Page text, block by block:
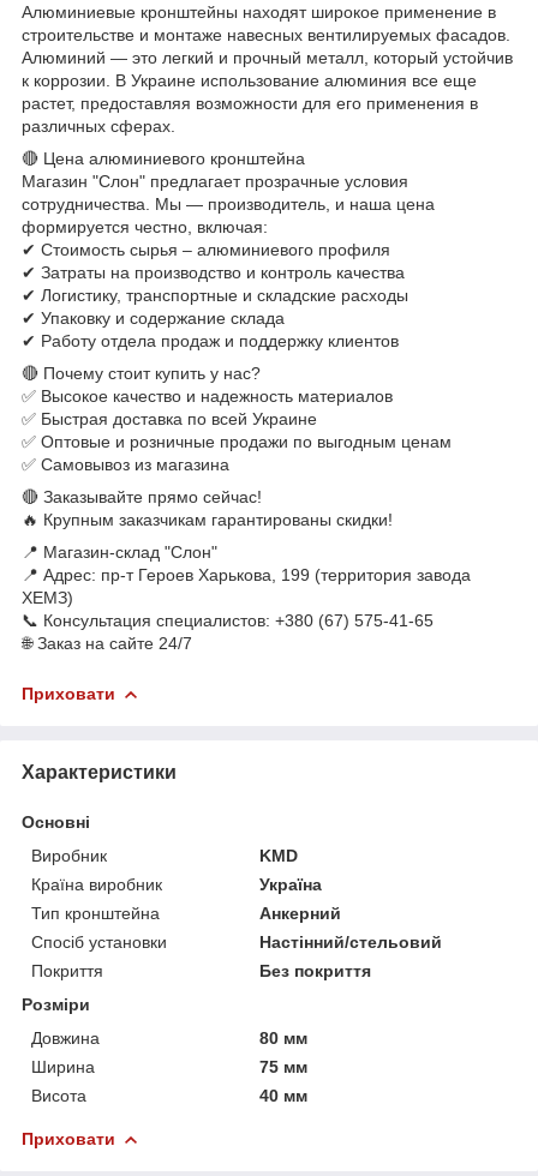
Алюминиевые кронштейны находят широкое применение в
строительстве и монтаже навесных вентилируемых фасадов.
Алюминий — это легкий и прочный металл, который устойчив
к коррозии. В Украине использование алюминия все еще
растет, предоставляя возможности для его применения в
различных сферах.
🔴 Цена алюминиевого кронштейна
Магазин "Слон" предлагает прозрачные условия
сотрудничества. Мы — производитель, и наша цена
формируется честно, включая:
✔ Стоимость сырья – алюминиевого профиля
✔ Затраты на производство и контроль качества
✔ Логистику, транспортные и складские расходы
✔ Упаковку и содержание склада
✔ Работу отдела продаж и поддержку клиентов
🔴 Почему стоит купить у нас?
✅ Высокое качество и надежность материалов
✅ Быстрая доставка по всей Украине
✅ Оптовые и розничные продажи по выгодным ценам
✅ Самовывоз из магазина
🔴 Заказывайте прямо сейчас!
🔥 Крупным заказчикам гарантированы скидки!
📍 Магазин-склад "Слон"
📍 Адрес: пр-т Героев Харькова, 199 (территория завода
ХЕМЗ)
📞 Консультация специалистов: +380 (67) 575-41-65
🌐 Заказ на сайте 24/7
Приховати
Характеристики
Основні
Виробник
KMD
Країна виробник
Україна
Тип кронштейна
Анкерний
Спосіб установки
Настінний/стельовий
Покриття
Без покриття
Розміри
Довжина
80 мм
Ширина
75 мм
Висота
40 мм
Приховати